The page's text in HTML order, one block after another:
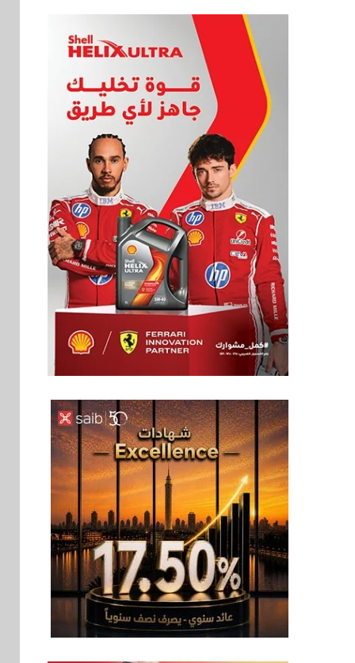
6 بنوك
بنك QNB مصر يعزز
جاهزية المشروعات
الصغيرة والمتوسطة
للنمو والتوسع
7
اخبار
فيكسد مصر و”حلول”
تتشاركان في تطوير
أول منصة للسياحة
الصحية في مصر
والشرق الأوسط
وأفريقيا Tour4Cure
8